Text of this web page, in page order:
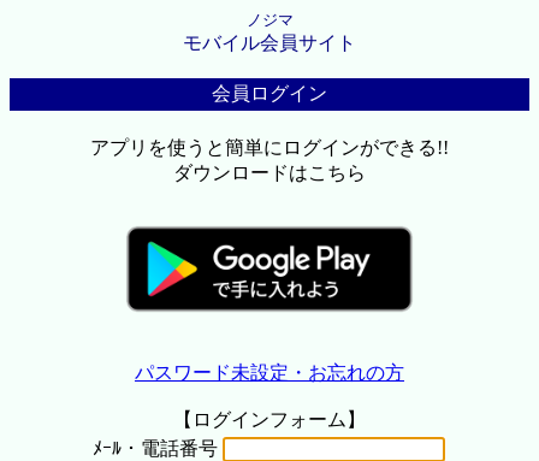
ノジマ
モバイル会員サイト
会員ログイン
アプリを使うと簡単にログインができる!!
ダウンロードはこちら
パスワード未設定・お忘れの方
【ログインフォーム】
ﾒｰﾙ・電話番号